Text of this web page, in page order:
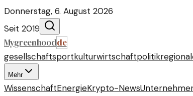
Donnerstag, 6. August 2026
Seit 2019
Mygreenhoodde
gesellschaftsportkulturwirtschaftpolitik
Mehr
WissenschaftEnergieKrypto-News